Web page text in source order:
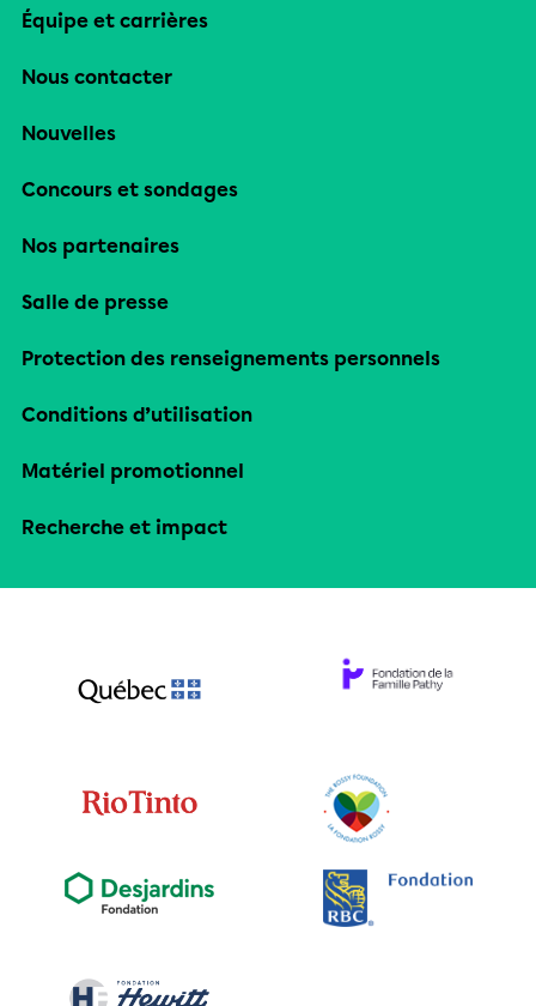
Équipe et carrières
Nous contacter
Nouvelles
Concours et sondages
Nos partenaires
Salle de presse
Protection des renseignements personnels
Conditions d’utilisation
Matériel promotionnel
Recherche et impact